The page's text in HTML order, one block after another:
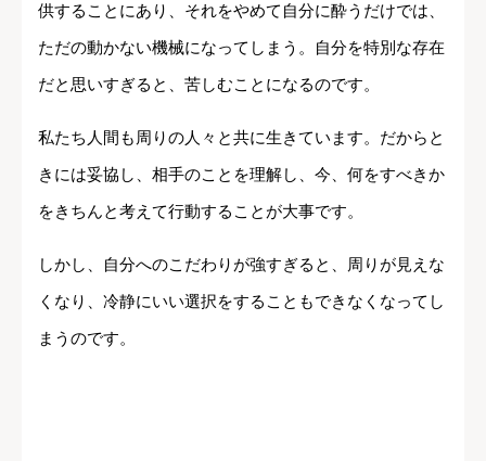
供することにあり、それをやめて自分に酔うだけでは、
ただの動かない機械になってしまう。自分を特別な存在
だと思いすぎると、苦しむことになるのです。
私たち人間も周りの人々と共に生きています。だからと
きには妥協し、相手のことを理解し、今、何をすべきか
をきちんと考えて行動することが大事です。
しかし、自分へのこだわりが強すぎると、周りが見えな
くなり、冷静にいい選択をすることもできなくなってし
まうのです。